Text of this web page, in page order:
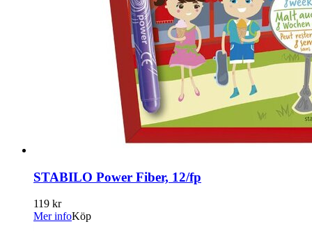
STABILO Power Fiber, 12/fp
119 kr
Mer infoKöp